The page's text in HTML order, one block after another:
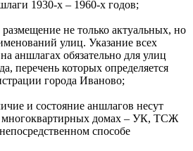
1930-х – 1960-х годов;
не только актуальных, но
улиц. Указание всех
аншлагах обязательно для улиц
перечень которых определяется
города Иваново;
и состояние аншлагов несут
многоквартирных домах – УК, ТСЖ
способе